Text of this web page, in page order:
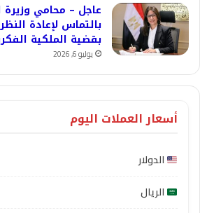
عاجل – محامي
بالتماس لإعادة
بقضية الملكية
يوليو 6, 2026
أسعار العملات اليوم
الدولار
الريال